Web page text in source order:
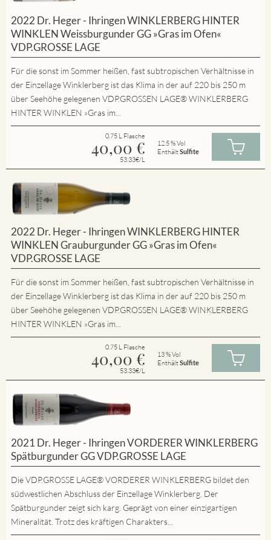
2022 Dr. Heger - Ihringen WINKLERBERG HINTER
WINKLEN Weissburgunder GG »Gras im Ofen«
VDP.GROSSE LAGE
Für die sonst im Sommer heißen, fast subtropischen Verhältnisse in
der Einzellage Winklerberg ist das Klima in der auf 220 bis 250 m
über Seehöhe gelegenen VDP.GROSSEN LAGE® WINKLERBERG
HINTER WINKLEN »Gras im...
0.75 L Flasche
40,00 €
53.33€/L
12.5 % Vol
EnthältSulfite
2022 Dr. Heger - Ihringen WINKLERBERG HINTER
WINKLEN Grauburgunder GG »Gras im Ofen«
VDP.GROSSE LAGE
Für die sonst im Sommer heißen, fast subtropischen Verhältnisse in
der Einzellage Winklerberg ist das Klima in der auf 220 bis 250 m
über Seehöhe gelegenen VDP.GROSSEN LAGE® WINKLERBERG
HINTER WINKLEN »Gras im...
0.75 L Flasche
40,00 €
53.33€/L
13 % Vol
EnthältSulfite
2021 Dr. Heger - Ihringen VORDERER WINKLERBERG
Spätburgunder GG VDP.GROSSE LAGE
Die VDP.GROSSE LAGE® VORDERER WINKLERBERG bildet den
südwestlichen Abschluss der Einzellage Winklerberg. Der
Spätburgunder zeigt sich karg. Geprägt von einer einzigartigen
Mineralität. Trotz des kräftigen Charakters...